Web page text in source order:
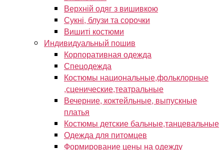
Верхній одяг з вишивкою
Сукні, блузи та сорочки
Вишиті костюми
Индивидуальный пошив
Корпоративная одежда
Спецодежда
Костюмы национальные,фольклорные
,сценические,театральные
Вечерние, коктейльные, выпускные
платья
Костюмы детские бальные,танцевальные
Одежда для питомцев
Формирование цены на одежду